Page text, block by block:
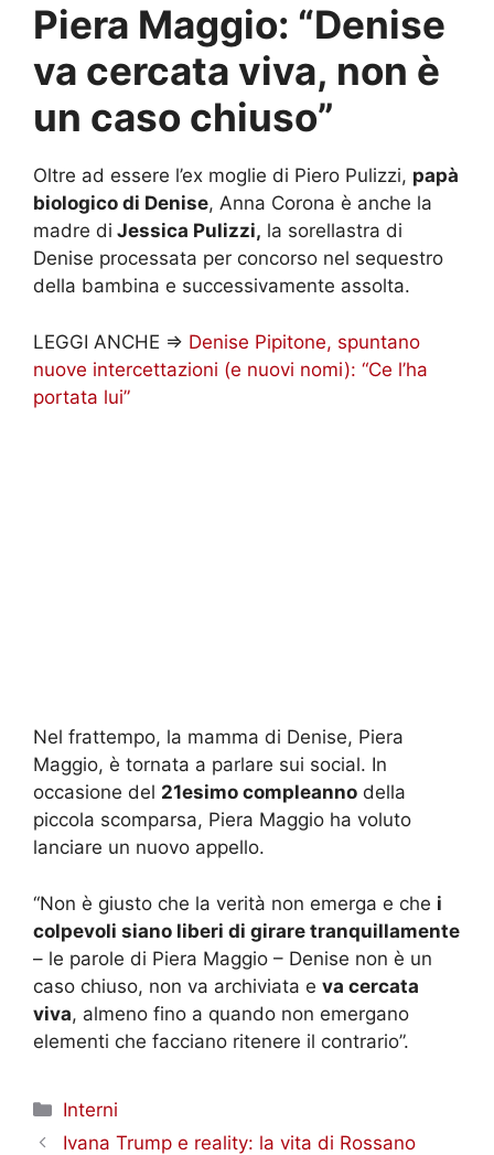
Piera Maggio: “Denise
va cercata viva, non è
un caso chiuso”
Oltre ad essere l’ex moglie di Piero Pulizzi, papà
biologico di Denise, Anna Corona è anche la
madre di Jessica Pulizzi, la sorellastra di
Denise processata per concorso nel sequestro
della bambina e successivamente assolta.
LEGGI ANCHE => Denise Pipitone, spuntano
nuove intercettazioni (e nuovi nomi): “Ce l’ha
portata lui”
Nel frattempo, la mamma di Denise, Piera
Maggio, è tornata a parlare sui social. In
occasione del 21esimo compleanno della
piccola scomparsa, Piera Maggio ha voluto
lanciare un nuovo appello.
“Non è giusto che la verità non emerga e che i
colpevoli siano liberi di girare tranquillamente
– le parole di Piera Maggio – Denise non è un
caso chiuso, non va archiviata e va cercata
viva, almeno fino a quando non emergano
elementi che facciano ritenere il contrario”.
Categorie
Interni
Ivana Trump e reality: la vita di Rossano